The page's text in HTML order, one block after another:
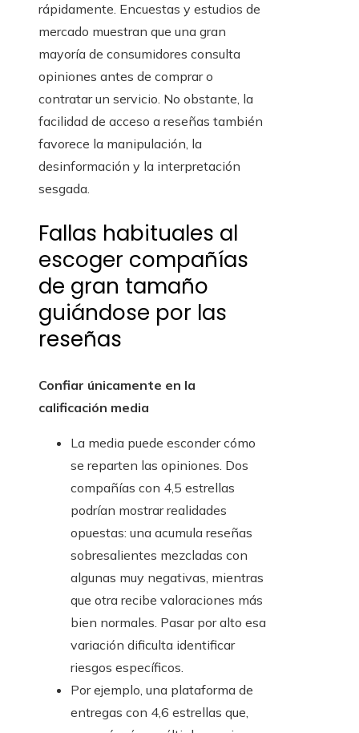
rápidamente. Encuestas y estudios de
mercado muestran que una gran
mayoría de consumidores consulta
opiniones antes de comprar o
contratar un servicio. No obstante, la
facilidad de acceso a reseñas también
favorece la manipulación, la
desinformación y la interpretación
sesgada.
Fallas habituales al
escoger compañías
de gran tamaño
guiándose por las
reseñas
Confiar únicamente en la
calificación media
La media puede esconder cómo
se reparten las opiniones. Dos
compañías con 4,5 estrellas
podrían mostrar realidades
opuestas: una acumula reseñas
sobresalientes mezcladas con
algunas muy negativas, mientras
que otra recibe valoraciones más
bien normales. Pasar por alto esa
variación dificulta identificar
riesgos específicos.
Por ejemplo, una plataforma de
entregas con 4,6 estrellas que,